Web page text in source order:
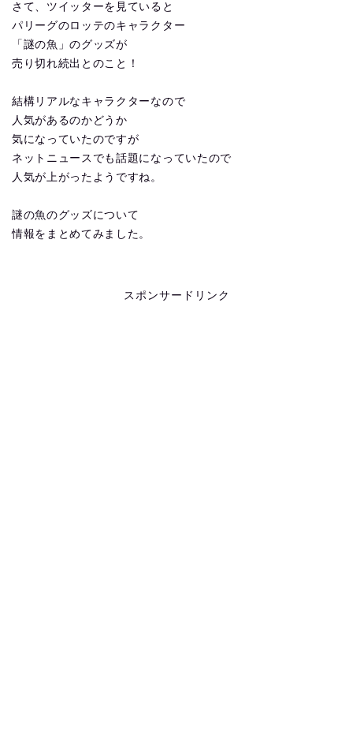
さて、ツイッターを見ていると
パリーグのロッテのキャラクター
「謎の魚」のグッズが
売り切れ続出とのこと！
結構リアルなキャラクターなので
人気があるのかどうか
気になっていたのですが
ネットニュースでも話題になっていたので
人気が上がったようですね。
謎の魚のグッズについて
情報をまとめてみました。
スポンサードリンク